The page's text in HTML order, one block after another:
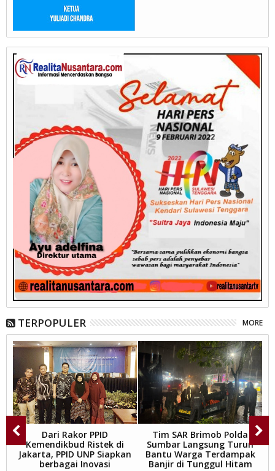
TERPOPULER MORE
Dari Rakor PPID
Kemendikbud Ristek di
Jakarta, PPID UNP Siapkan
berbagai Inovasi
Tim SAR Brimob Polda
Sumbar Langsung Turun
Bantu Warga Terdampak
Banjir di Tunggul Hitam